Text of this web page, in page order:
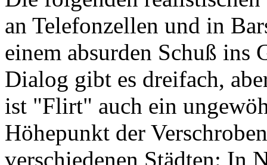
an Telefonzellen und in
einem absurden Schuß ins
Dialog gibt es dreifach,
ist "Flirt" auch ein
Höhepunkt der
verschiedenen Städten: In